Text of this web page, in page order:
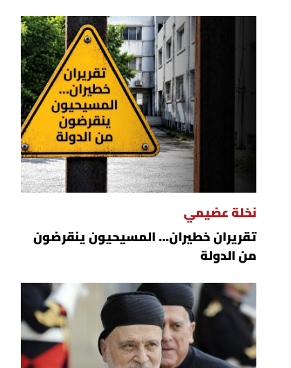
نخلة عضيمي
تقريران خطيران… المسيحيون ينقرضون
من الدولة